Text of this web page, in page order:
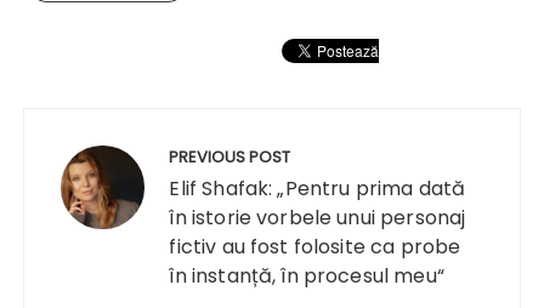
articole
PREVIOUS POST
Elif Shafak: „Pentru prima dată
în istorie vorbele unui personaj
fictiv au fost folosite ca probe
în instanță, în procesul meu“